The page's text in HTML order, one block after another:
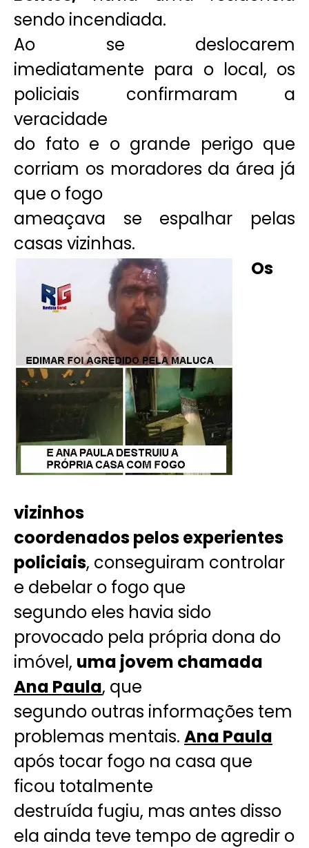
sendo incendiada.
Ao se deslocarem
imediatamente para o local, os
policiais confirmaram a
veracidade
do fato e o grande perigo que
corriam os moradores da área já
que o fogo
ameaçava se espalhar pelas
casas vizinhas.
Os
vizinhos
coordenados pelos experientes
policiais, conseguiram controlar
e debelar o fogo que
segundo eles havia sido
provocado pela própria dona do
imóvel, uma jovem chamada
Ana Paula, que
segundo outras informações tem
problemas mentais. Ana Paula
após tocar fogo na casa que
ficou totalmente
destruída fugiu, mas antes disso
ela ainda teve tempo de agredir o